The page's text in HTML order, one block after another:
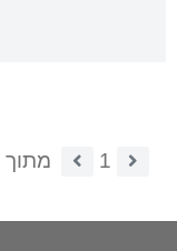
1 מתוך 1.